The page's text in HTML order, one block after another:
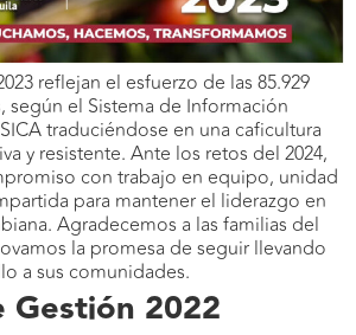
reflejan el esfuerzo de las 85.929
según el Sistema de Información
traduciéndose en una caficultura
y resistente. Ante los retos del 2024,
con trabajo en equipo, unidad
para mantener el liderazgo en
Agradecemos a las familias del
la promesa de seguir llevando
a sus comunidades.
Gestión 2022